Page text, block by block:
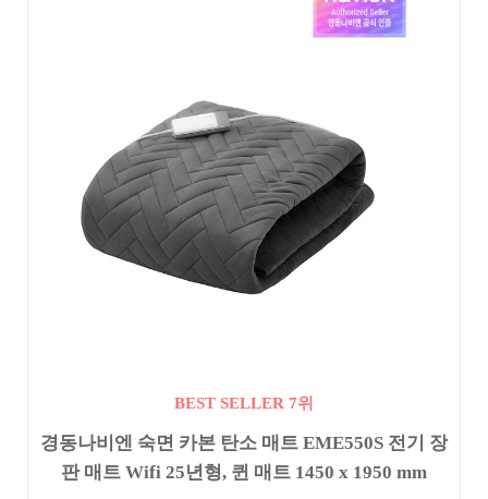
BEST SELLER 7위
경동나비엔 숙면 카본 탄소 매트 EME550S 전기 장
판 매트 Wifi 25년형, 퀸 매트 1450 x 1950 mm